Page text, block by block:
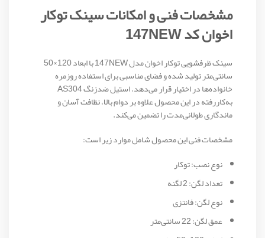
مشخصات فنی و امکانات سینک توکار
اخوان کد 147NEW
سینک ظرفشویی توکار اخوان مدل 147NEW با ابعاد 120×50
سانتی‌متر تولید شده و فضای مناسبی برای استفاده روزمره
خانواده‌ها در اختیار قرار می‌دهد. استیل ضدزنگ AS304
به‌کاررفته در این محصول علاوه بر دوام بالا، نظافت آسان و
ماندگاری طولانی‌مدت را تضمین می‌کند.
مشخصات فنی این محصول شامل موارد زیر است:
نوع نصب: توکار
تعداد لگن: 2 لگنه
نوع لگن: فانتزی
عمق لگن: 22 سانتی‌متر